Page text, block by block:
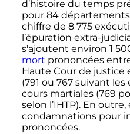
d’histoire du temps
pour 84 départements
chiffre de 8 775
l’épuration extra-
s'ajoutent environ 1
mort prononcées
Haute Cour de justice
(791 ou 767 suivant
cours martiales (769
selon l’IHTP). En
condamnations pour
prononcées.